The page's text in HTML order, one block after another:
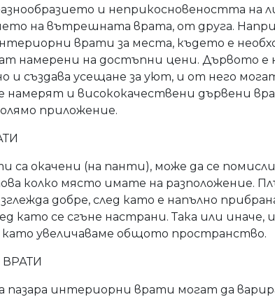
и неприкосновеността на
на вътрешната врата, от друга.
врати за места, където е
намерени на достъпни цени. Дървото
и създава усещане за уют, и от него
намерят и висококачествени дървени
приложение.
са окачени (на панти), може да се
колко място имате на разположение.
добре, след като е напълно
като се сгъне настрани. Така или
увеличаваме общото пространство.
интериорни врати могат да